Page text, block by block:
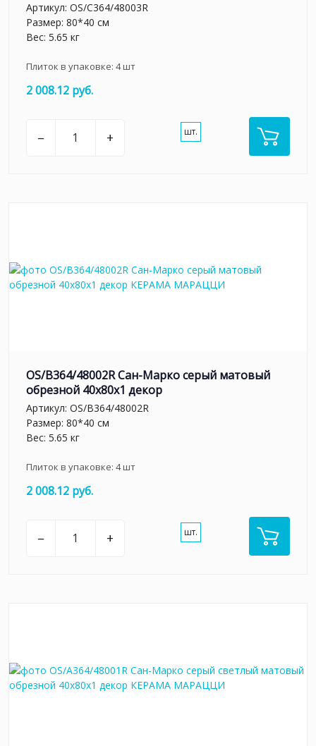
Артикул: OS/C364/48003R
Размер: 80*40 см
Вес: 5.65 кг
Плиток в упаковке: 4шт
2 008.12 руб.
– + шт.
OS/B364/48002R Сан-Марко серый матовый
обрезной 40x80x1 декор
Артикул: OS/B364/48002R
Размер: 80*40 см
Вес: 5.65 кг
Плиток в упаковке: 4шт
2 008.12 руб.
– + шт.